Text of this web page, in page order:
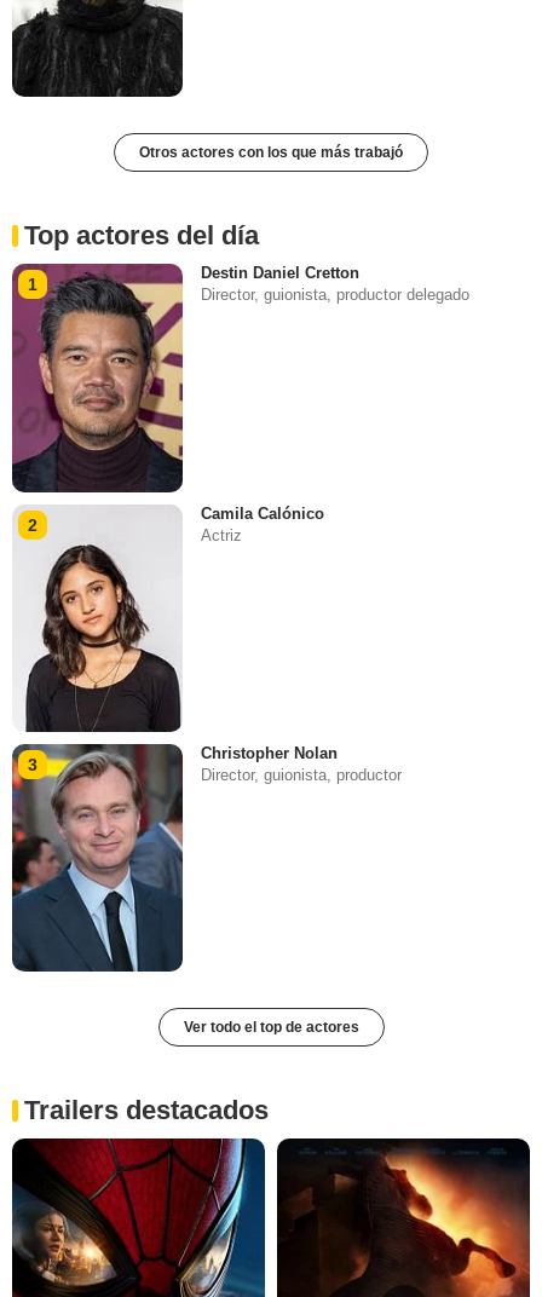
Otros actores con los que más trabajó
Top actores del día
1
Destin Daniel Cretton
Director, guionista, productor delegado
2
Camila Calónico
Actriz
3
Christopher Nolan
Director, guionista, productor
Ver todo el top de actores
Trailers destacados